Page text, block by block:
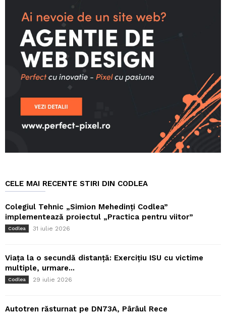
CELE MAI RECENTE STIRI DIN CODLEA
Colegiul Tehnic „Simion Mehedinți Codlea”
implementează proiectul „Practica pentru viitor”
Codlea 31 iulie 2026
Viața la o secundă distanță: Exercițiu ISU cu victime
multiple, urmare...
Codlea 29 iulie 2026
Autotren răsturnat pe DN73A, Pârâul Rece